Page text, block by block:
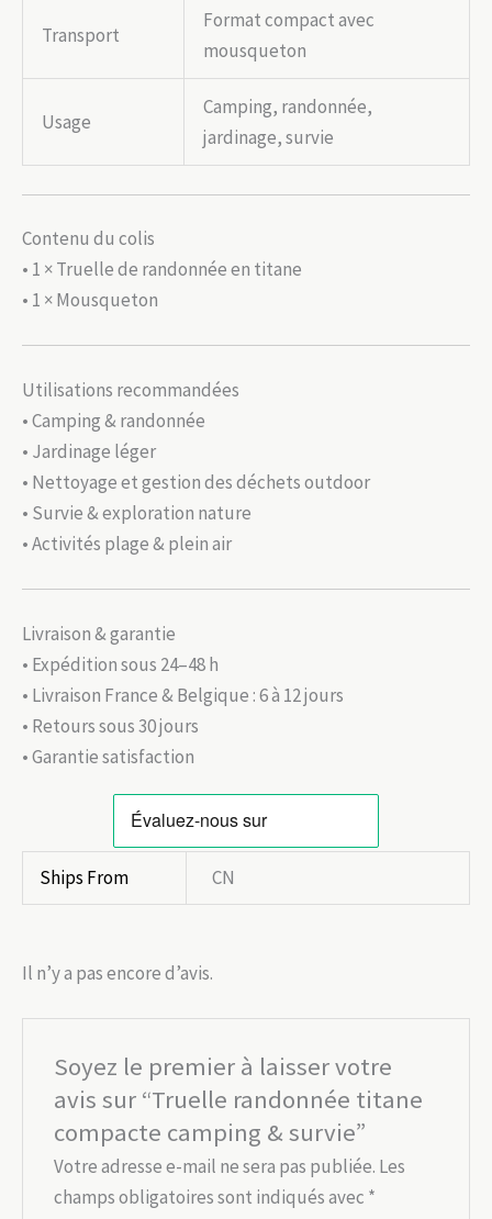
Transport
Format compact avec
mousqueton
Usage
Camping, randonnée,
jardinage, survie
Contenu du colis
• 1 × Truelle de randonnée en titane
• 1 × Mousqueton
Utilisations recommandées
• Camping & randonnée
• Jardinage léger
• Nettoyage et gestion des déchets outdoor
• Survie & exploration nature
• Activités plage & plein air
Livraison & garantie
• Expédition sous 24–48 h
• Livraison France & Belgique : 6 à 12 jours
• Retours sous 30 jours
• Garantie satisfaction
Ships From CN
Il n’y a pas encore d’avis.
Soyez le premier à laisser votre
avis sur “Truelle randonnée titane
compacte camping & survie”
Votre adresse e-mail ne sera pas publiée. Les
champs obligatoires sont indiqués avec *